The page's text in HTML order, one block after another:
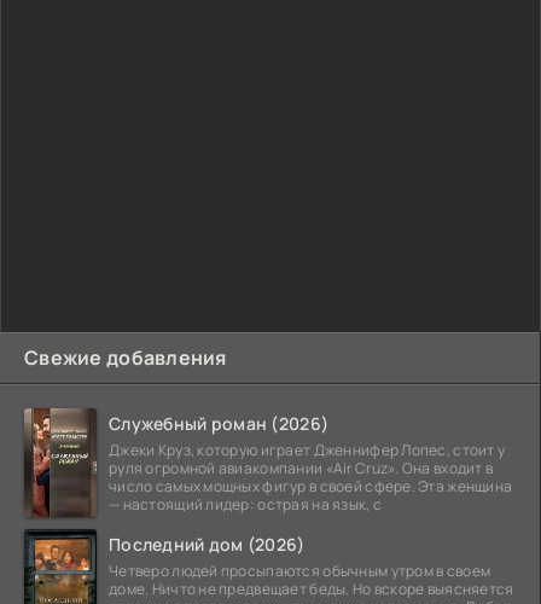
Свежие добавления
Служебный роман (2026)
Джеки Круз, которую играет Дженнифер Лопес, стоит у
руля огромной авиакомпании «Air Cruz». Она входит в
число самых мощных фигур в своей сфере. Эта женщина
— настоящий лидер: острая на язык, с
Последний дом (2026)
Четверо людей просыпаются обычным утром в своем
доме. Ничто не предвещает беды. Но вскоре выясняется